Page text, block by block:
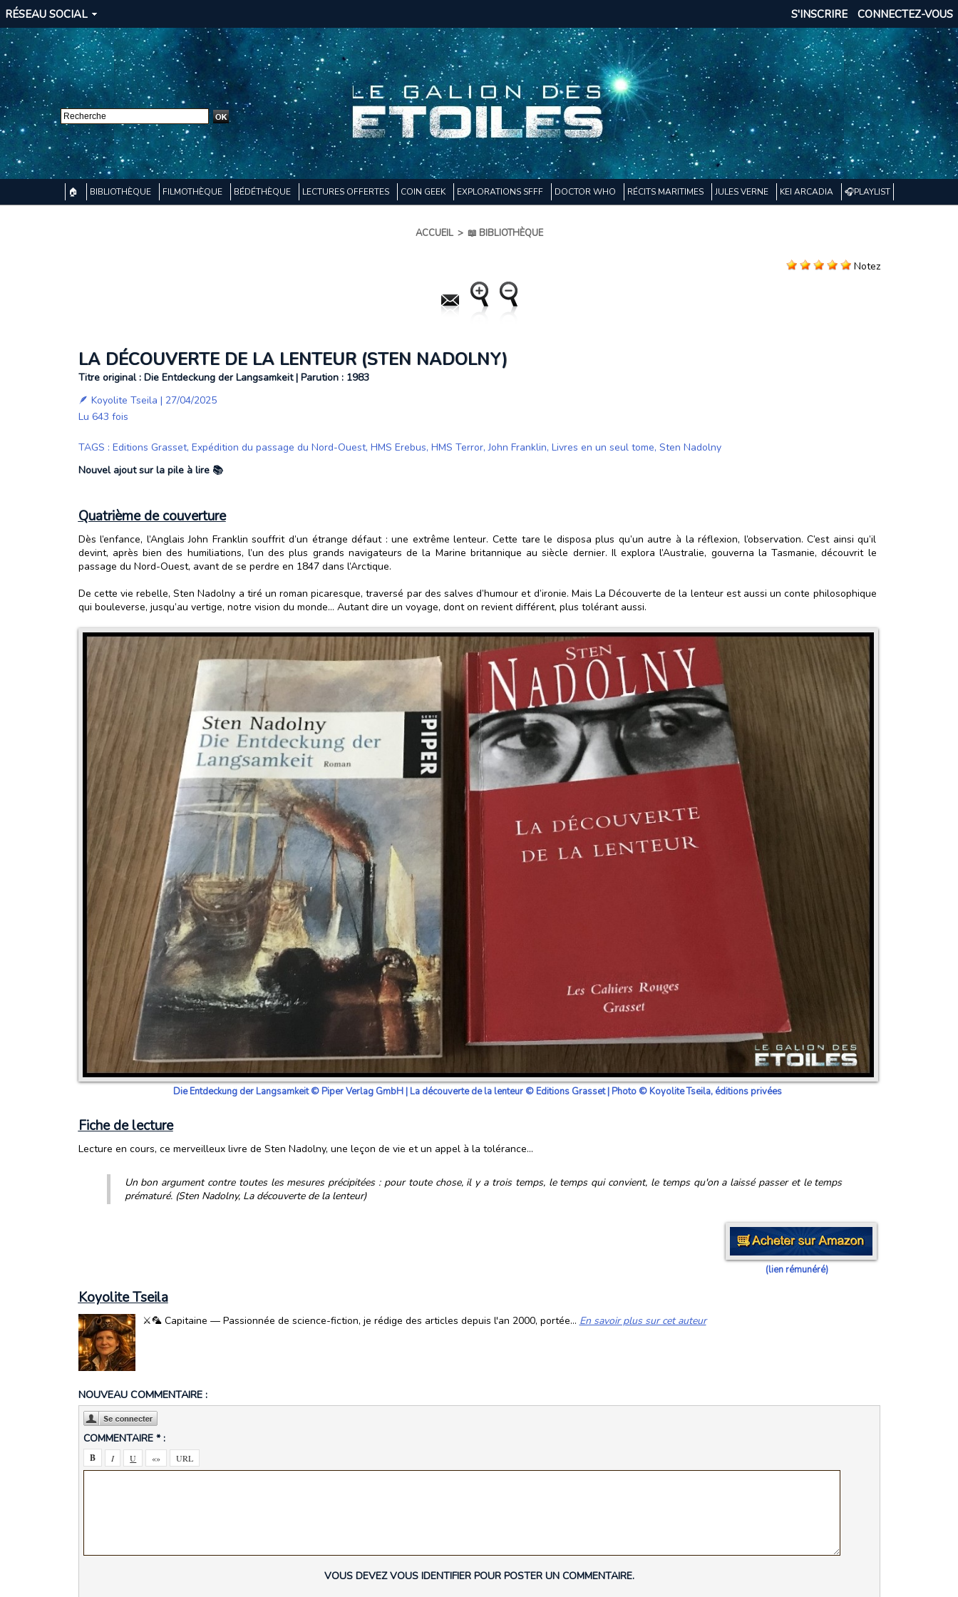
RÉSEAU SOCIAL CONNECTEZ-VOUS
S'INSCRIRE
🏠 BIBLIOTHÈQUE FILMOTHÈQUE BÉDÉTHÈQUE LECTURES OFFERTES COIN GEEK EXPLORATIONS SFFF DOCTOR WHO RÉCITS MARITIMES JULES VERNE KEI ARCADIA 🎧PLAYLIST
ACCUEIL > 📖 BIBLIOTHÈQUE
Notez
LA DÉCOUVERTE DE LA LENTEUR (STEN NADOLNY)
Titre original : Die Entdeckung der Langsamkeit | Parution : 1983
🪶 Koyolite Tseila | 27/04/2025
Lu 643 fois
TAGS : Editions Grasset, Expédition du passage du Nord-Ouest, HMS Erebus, HMS Terror,John Franklin, Livres en un seul tome, Sten Nadolny
Nouvel ajout sur la pile à lire 📚
Quatrième de couverture
Dès l’enfance, l’Anglais John Franklin souffrit d’un étrange défaut : une extrême lenteur. Cette tare le disposa plus qu’un autre à la réflexion, l’observation. C’est ainsi qu’il
devint, après bien des humiliations, l’un des plus grands navigateurs de la Marine britannique au siècle dernier. Il explora l’Australie, gouverna la Tasmanie, découvrit le
passage du Nord-Ouest, avant de se perdre en 1847 dans l’Arctique.
De cette vie rebelle, Sten Nadolny a tiré un roman picaresque, traversé par des salves d’humour et d’ironie. Mais La Découverte de la lenteur est aussi un conte philosophique
qui bouleverse, jusqu’au vertige, notre vision du monde… Autant dire un voyage, dont on revient différent, plus tolérant aussi.
Die Entdeckung der Langsamkeit © Piper Verlag GmbH | La découverte de la lenteur © Editions Grasset | Photo © Koyolite Tseila, éditions privées
Fiche de lecture
Lecture en cours, ce merveilleux livre de Sten Nadolny, une leçon de vie et un appel à la tolérance...
Un bon argument contre toutes les mesures précipitées : pour toute chose, il y a trois temps, le temps qui convient, le temps qu'on a laissé passer et le temps
prématuré. (Sten Nadolny, La découverte de la lenteur)
(lien rémunéré)
Koyolite Tseila
⚔️🦜 Capitaine — Passionnée de science-fiction, je rédige des articles depuis l'an 2000, portée... En savoir plus sur cet auteur
NOUVEAU COMMENTAIRE :
COMMENTAIRE * :
VOUS DEVEZ VOUS IDENTIFIER POUR POSTER UN COMMENTAIRE.